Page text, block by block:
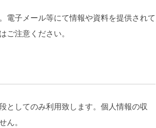
電子メール等にて情報や資料を提供されて
ご注意ください。
としてのみ利用致します。個人情報の収
ん。